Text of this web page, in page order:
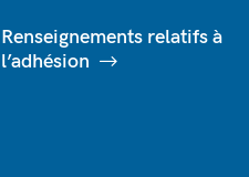
Renseignements relatifs à
l’adhésion